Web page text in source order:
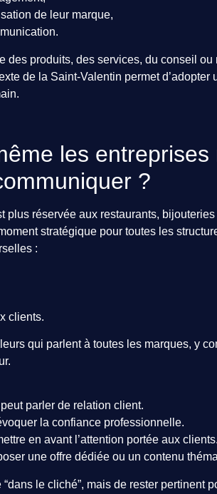
de leur marque,
des produits, des services, du conseil
de la Saint-Valentin permet d’adopter
les entreprises
?
plus réservée aux restaurants,
stratégique pour toutes les
:
clients.
qui parlent à toutes les marques, y
parler de relation client.
la confiance professionnelle.
en avant l’attention portée aux clients.
une offre dédiée ou un contenu
“dans le cliché”, mais de rester pertinent